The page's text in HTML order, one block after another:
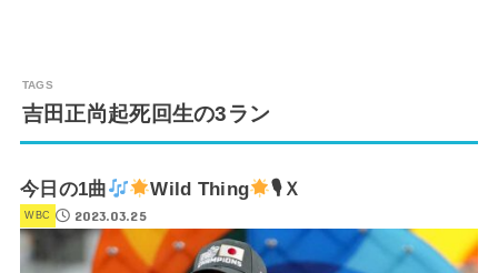
吉田正尚起死回生の3ラン
今日の1曲 Wild Thing 🎙Ｘ
WBC 2023.03.25